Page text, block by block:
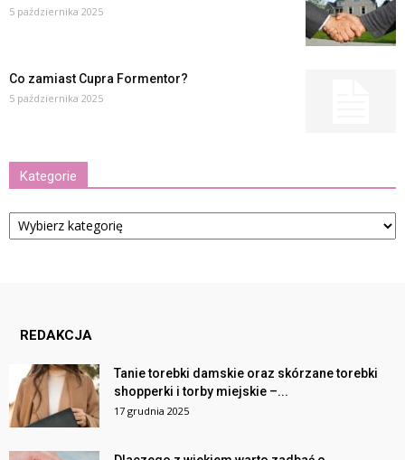
5 października 2025
Co zamiast Cupra Formentor?
5 października 2025
Kategorie
Kategorie
REDAKCJA
Tanie torebki damskie oraz skórzane torebki
shopperki i torby miejskie –...
17 grudnia 2025